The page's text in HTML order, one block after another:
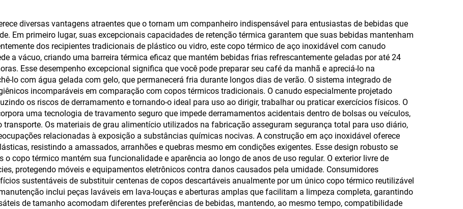
parede e vácuo,
tampa à prova de
vazamentos
diversas vantagens atraentes que o tornam um companheiro indispensável para entusiastas de bebidas que
Em primeiro lugar, suas excepcionais capacidades de retenção térmica garantem que suas bebidas mantenham
dos recipientes tradicionais de plástico ou vidro, este copo térmico de aço inoxidável com canudo
a vácuo, criando uma barreira térmica eficaz que mantém bebidas frias refrescantemente geladas por até 24
Esse desempenho excepcional significa que você pode preparar seu café da manhã e apreciá-lo na
lo com água gelada com gelo, que permanecerá fria durante longos dias de verão. O sistema integrado de
incomparáveis em comparação com copos térmicos tradicionais. O canudo especialmente projetado
os riscos de derramamento e tornando-o ideal para uso ao dirigir, trabalhar ou praticar exercícios físicos. O
uma tecnologia de travamento seguro que impede derramamentos acidentais dentro de bolsas ou veículos,
Os materiais de grau alimentício utilizados na fabricação asseguram segurança total para uso diário,
relacionadas à exposição a substâncias químicas nocivas. A construção em aço inoxidável oferece
resistindo a amassados, arranhões e quebras mesmo em condições exigentes. Esse design robusto se
copo térmico mantém sua funcionalidade e aparência ao longo de anos de uso regular. O exterior livre de
protegendo móveis e equipamentos eletrônicos contra danos causados pela umidade. Consumidores
sustentáveis de substituir centenas de copos descartáveis anualmente por um único copo térmico reutilizável
inclui peças laváveis em lava-louças e aberturas amplas que facilitam a limpeza completa, garantindo
de tamanho acomodam diferentes preferências de bebidas, mantendo, ao mesmo tempo, compatibilidade